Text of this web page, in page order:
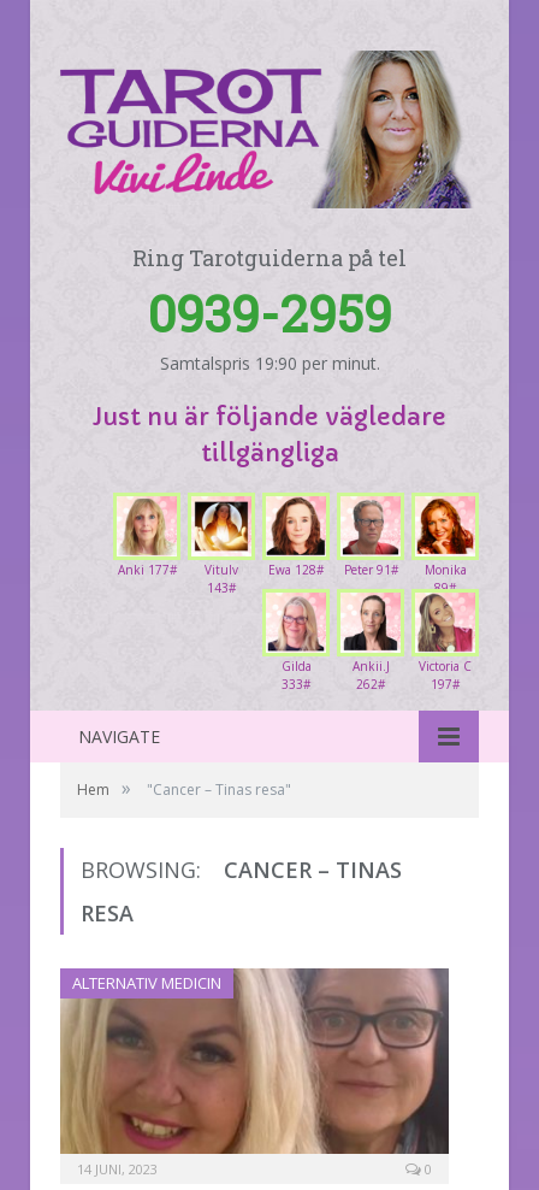
Ring Tarotguiderna på tel
0939-2959
Samtalspris 19:90 per minut.
Just nu är följande vägledare
tillgängliga
Monika
89#
Peter 91#
Ewa 128#
Vitulv
143#
Anki 177#
Victoria C
197#
Ankii.J
262#
Gilda
333#
NAVIGATE
Hem » "Cancer – Tinas resa"
BROWSING:
CANCER – TINAS
RESA
ALTERNATIV MEDICIN
14 JUNI, 2023 0